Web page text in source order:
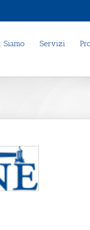
Siamo Servizi